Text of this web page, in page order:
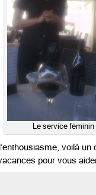
Le service
voilà un
pour vous aider